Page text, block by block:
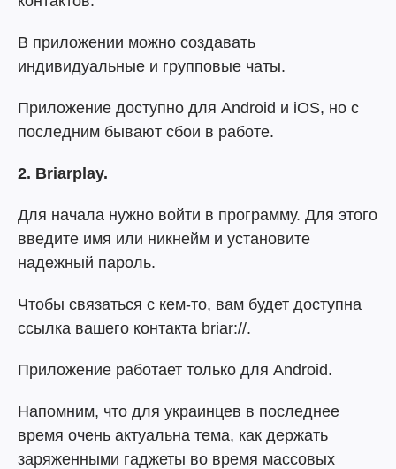
В приложении можно создавать
индивидуальные и групповые чаты.
Приложение доступно для Android и iOS, но с
последним бывают сбои в работе.
2. Briarplay.
Для начала нужно войти в программу. Для этого
введите имя или никнейм и установите
надежный пароль.
Чтобы связаться с кем-то, вам будет доступна
ссылка вашего контакта briar://.
Приложение работает только для Android.
Напомним, что для украинцев в последнее
время очень актуальна тема, как держать
заряженными гаджеты во время массовых